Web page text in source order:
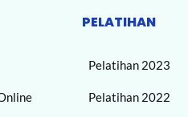
PELATIHAN
Pelatihan 2023
Pelatihan 2022